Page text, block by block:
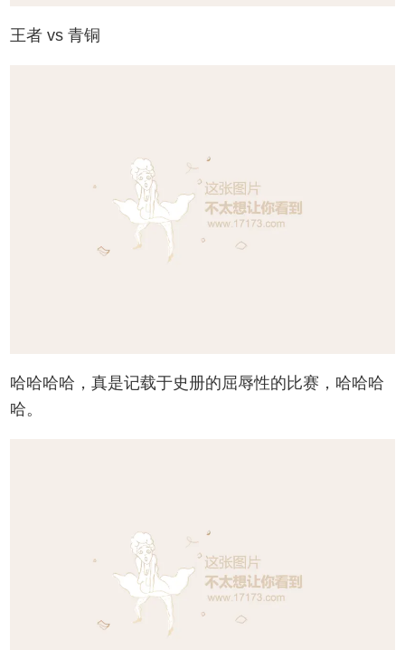
王者 vs 青铜
哈哈哈哈，真是记载于史册的屈辱性的比赛，哈哈哈
哈。